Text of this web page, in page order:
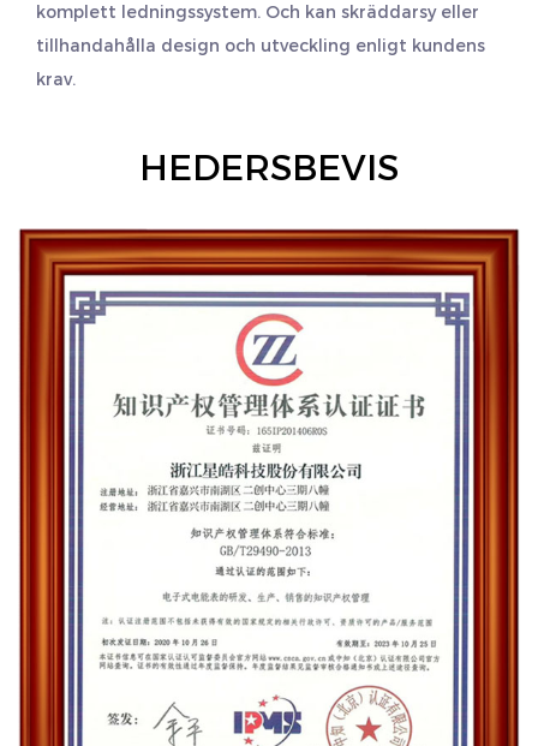
komplett ledningssystem. Och kan skräddarsy eller
tillhandahålla design och utveckling enligt kundens
krav.
HEDERSBEVIS